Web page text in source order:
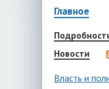
Главное
Новости
Власть и